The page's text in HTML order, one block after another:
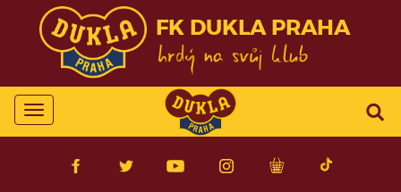
FK DUKLA PRAHA
Toggle
navigation